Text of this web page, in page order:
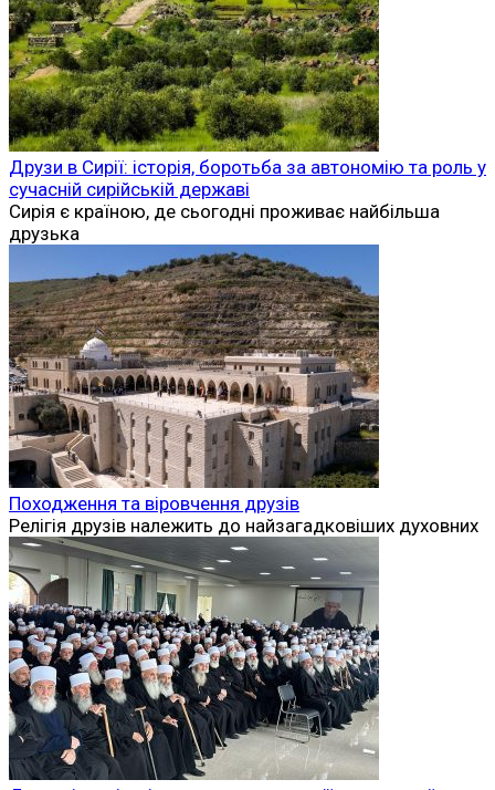
Друзи в Сирії: історія, боротьба за автономію та роль у
сучасній сирійській державі
Сирія є країною, де сьогодні проживає найбільша
друзька
Походження та віровчення друзів
Релігія друзів належить до найзагадковіших духовних